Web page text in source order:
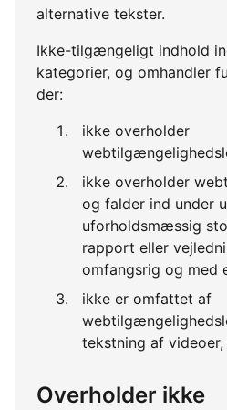
alternative tekster.
Ikke-tilgængeligt indhold
kategorier, og omhandler
der:
ikke overholder
ikke overholder
og falder ind under
uforholdsmæssig
rapport eller
omfangsrig og med
ikke er omfattet af
tekstning af videoer,
Overholder ikke